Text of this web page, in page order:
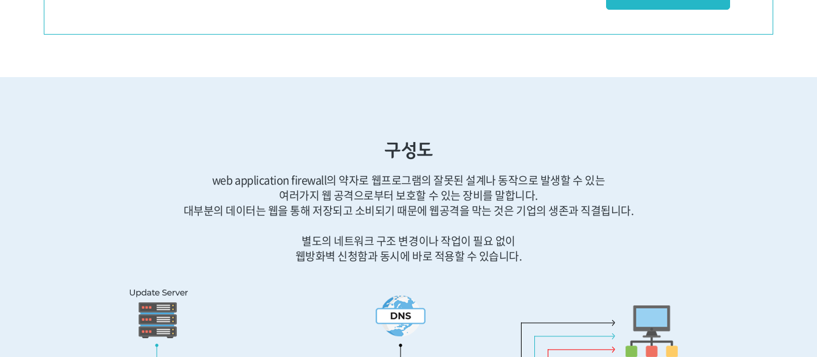
구성도
web application firewall의 약자로 웹프로그램의 잘못된 설계나 동작으로 발생할 수 있는
여러가지 웹 공격으로부터 보호할 수 있는 장비를 말합니다.
대부분의 데이터는 웹을 통해 저장되고 소비되기 때문에 웹공격을 막는 것은 기업의 생존과 직결됩니다.
별도의 네트워크 구조 변경이나 작업이 필요 없이
웹방화벽 신청함과 동시에 바로 적용할 수 있습니다.